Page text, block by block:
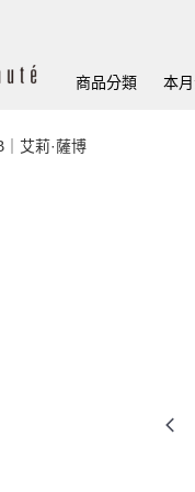
商品分類 本
｜艾莉·薩博